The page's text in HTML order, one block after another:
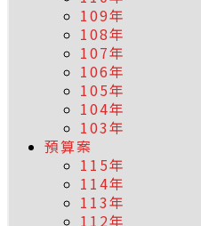
109年
108年
107年
106年
105年
104年
103年
預算案
115年
114年
113年
112年